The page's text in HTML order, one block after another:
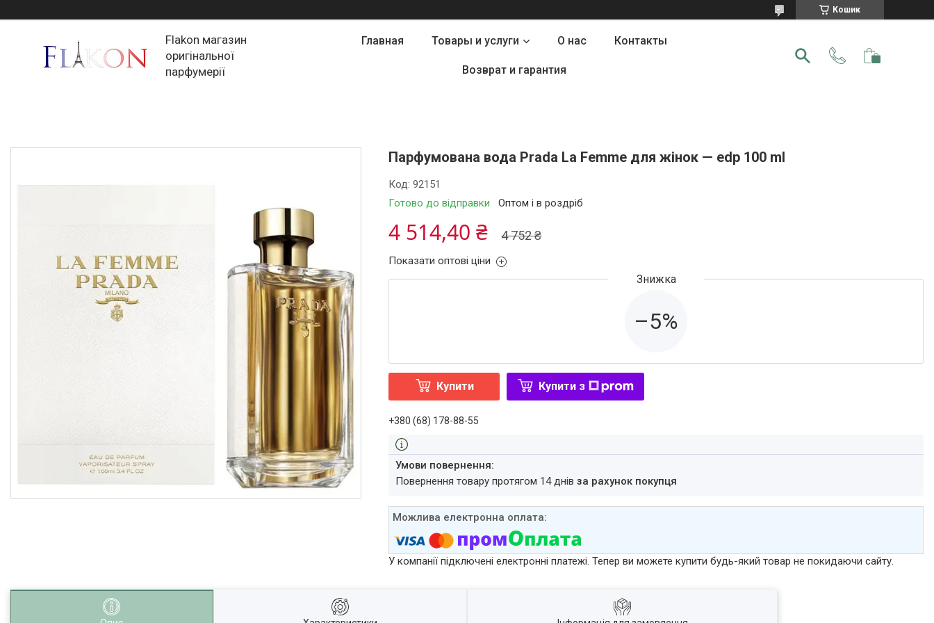
Кошик
Flakon магазин
оригінальної
парфумерії
Главная Товары и услуги О нас Контакты
Возврат и гарантия
Парфумована вода Prada La Femme для жінок — edp 100 ml
Готово до відправки Оптом і в роздріб
Код:92151
4 752 ₴
4 514,40 ₴
Показати оптові ціни
–5%
Купити Купити з
+380 (68) 178-88-55
повернення товару протягом 14 днівза рахунок покупця
У компанії підключені електронні платежі. Тепер ви можете купити будь-який товар не покидаючи сайту.